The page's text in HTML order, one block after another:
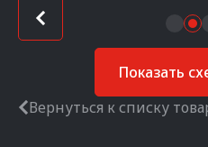
Показать
Вернуться к списку